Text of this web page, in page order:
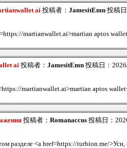
ai 投稿者： JamesitEmn 投稿
martianwallet.ai>martian aptos
ai 投稿者： JamesitEmn 投稿日：
martianwallet.ai>martian aptos
投稿者： Romanaccus 投稿日：
разделе <a href=https://turbion.me/>Усн,